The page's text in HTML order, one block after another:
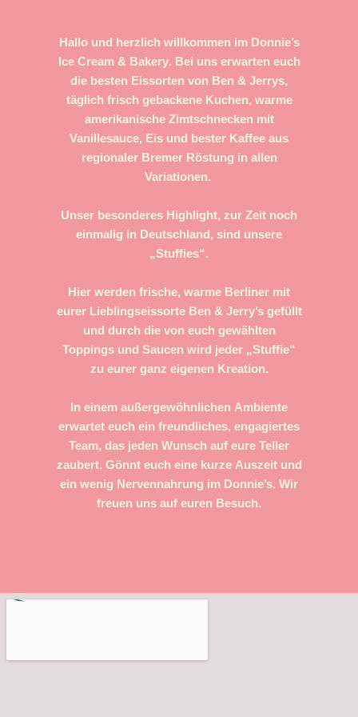
Hallo und herzlich willkommen im Donnie’s
Ice Cream & Bakery. Bei uns erwarten euch
die besten Eissorten von Ben & Jerrys,
täglich frisch gebackene Kuchen, warme
amerikanische Zimtschnecken mit
Vanillesauce, Eis und bester Kaffee aus
regionaler Bremer Röstung in allen
Variationen.
Unser besonderes Highlight, zur Zeit noch
einmalig in Deutschland, sind unsere
„Stuffies“.
Hier werden frische, warme Berliner mit
eurer Lieblingseissorte Ben & Jerry’s gefüllt
und durch die von euch gewählten
Toppings und Saucen wird jeder „Stuffie“
zu eurer ganz eigenen Kreation.
In einem außergewöhnlichen Ambiente
erwartet euch ein freundliches, engagiertes
Team, das jeden Wunsch auf eure Teller
zaubert. Gönnt euch eine kurze Auszeit und
ein wenig Nervennahrung im Donnie’s. Wir
freuen uns auf euren Besuch.